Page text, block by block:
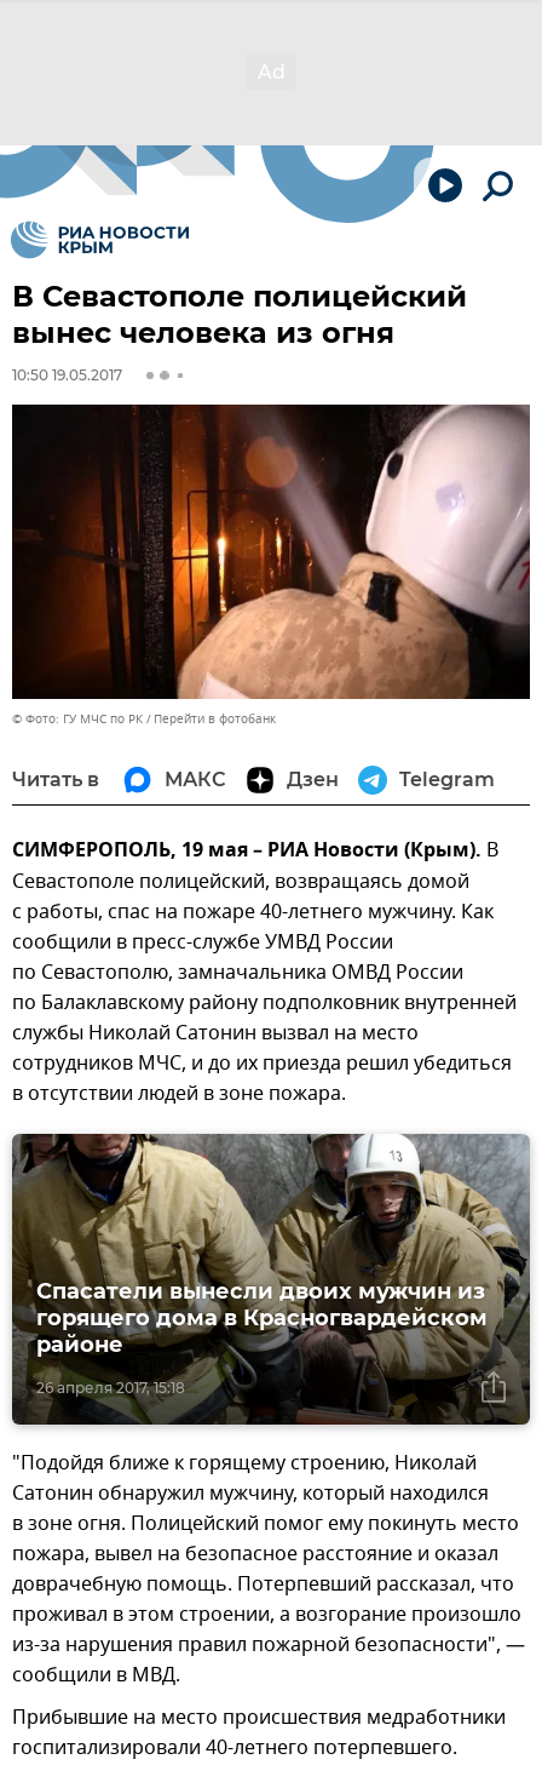
В Севастополе полицейский
вынес человека из огня
10:50 19.05.2017
© Фото: ГУ МЧС по РК Перейти в фотобанк
Читать в МАКС Дзен Telegram
СИМФЕРОПОЛЬ, 19 мая – РИА Новости (Крым). В
Севастополе полицейский, возвращаясь домой
с работы, спас на пожаре 40-летнего мужчину. Как
сообщили в пресс-службе УМВД России
по Севастополю, замначальника ОМВД России
по Балаклавскому району подполковник внутренней
службы Николай Сатонин вызвал на место
сотрудников МЧС, и до их приезда решил убедиться
в отсутствии людей в зоне пожара.
26 апреля 2017, 15:18
Спасатели вынесли двоих мужчин из
горящего дома в Красногвардейском
районе
"Подойдя ближе к горящему строению, Николай
Сатонин обнаружил мужчину, который находился
в зоне огня. Полицейский помог ему покинуть место
пожара, вывел на безопасное расстояние и оказал
доврачебную помощь. Потерпевший рассказал, что
проживал в этом строении, а возгорание произошло
из-за нарушения правил пожарной безопасности", —
сообщили в МВД.
Прибывшие на место происшествия медработники
госпитализировали 40-летнего потерпевшего.